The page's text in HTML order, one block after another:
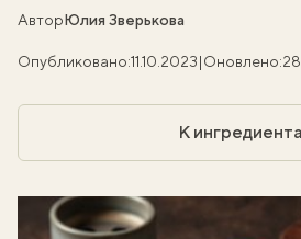
АвторЮлия Зверькова
Опубликовано:11.10.2023|Оновлено:
К